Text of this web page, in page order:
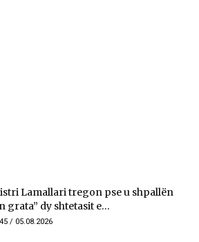
Lamallari tregon pse u shpallën
grata” dy shtetasit e...
/ 05.08.2026